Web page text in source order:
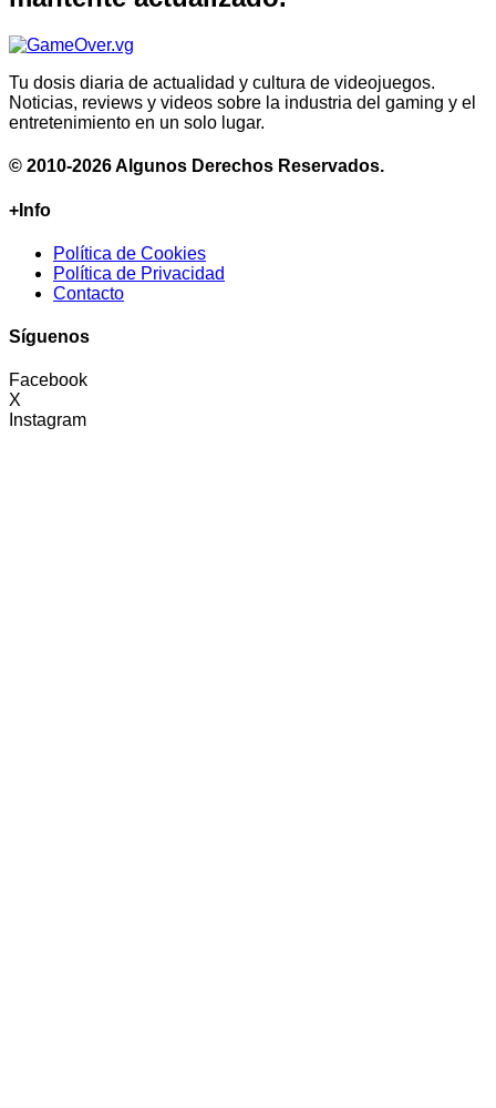
Tu dosis diaria de actualidad y cultura de videojuegos.
Noticias, reviews y videos sobre la industria del gaming y el
entretenimiento en un solo lugar.
© 2010-2026 Algunos Derechos Reservados.
+Info
Política de Cookies
Política de Privacidad
Contacto
Síguenos
Facebook
X
Instagram